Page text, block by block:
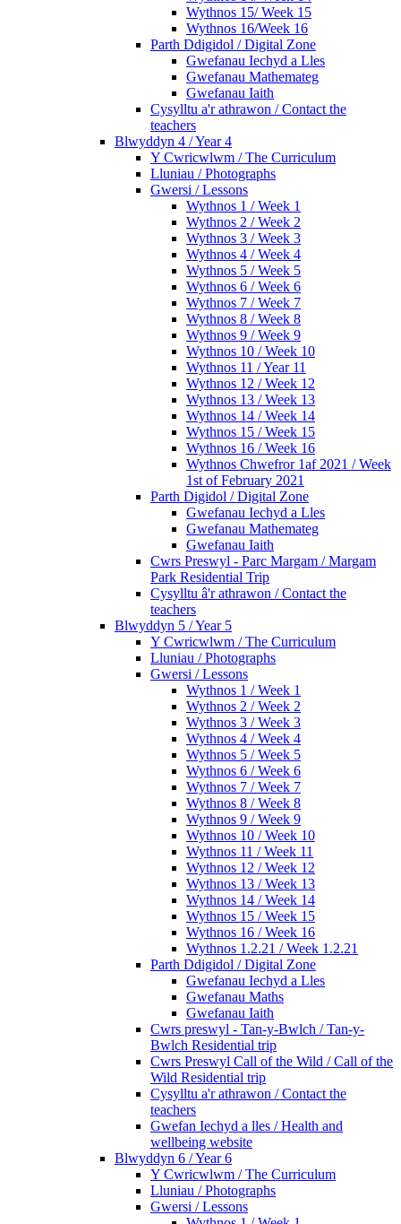
Wythnos 15/ Week 15
Wythnos 16/Week 16
Parth Ddigidol / Digital Zone
Gwefanau Iechyd a Lles
Gwefanau Mathemateg
Gwefanau Iaith
Cysylltu a'r athrawon / Contact the
teachers
Blwyddyn 4 / Year 4
Y Cwricwlwm / The Curriculum
Lluniau / Photographs
Gwersi / Lessons
Wythnos 1 / Week 1
Wythnos 2 / Week 2
Wythnos 3 / Week 3
Wythnos 4 / Week 4
Wythnos 5 / Week 5
Wythnos 6 / Week 6
Wythnos 7 / Week 7
Wythnos 8 / Week 8
Wythnos 9 / Week 9
Wythnos 10 / Week 10
Wythnos 11 / Year 11
Wythnos 12 / Week 12
Wythnos 13 / Week 13
Wythnos 14 / Week 14
Wythnos 15 / Week 15
Wythnos 16 / Week 16
Wythnos Chwefror 1af 2021 / Week
1st of February 2021
Parth Digidol / Digital Zone
Gwefanau Iechyd a Lles
Gwefanau Mathemateg
Gwefanau Iaith
Cwrs Preswyl - Parc Margam / Margam
Park Residential Trip
Cysylltu â'r athrawon / Contact the
teachers
Blwyddyn 5 / Year 5
Y Cwricwlwm / The Curriculum
Lluniau / Photographs
Gwersi / Lessons
Wythnos 1 / Week 1
Wythnos 2 / Week 2
Wythnos 3 / Week 3
Wythnos 4 / Week 4
Wythnos 5 / Week 5
Wythnos 6 / Week 6
Wythnos 7 / Week 7
Wythnos 8 / Week 8
Wythnos 9 / Week 9
Wythnos 10 / Week 10
Wythnos 11 / Week 11
Wythnos 12 / Week 12
Wythnos 13 / Week 13
Wythnos 14 / Week 14
Wythnos 15 / Week 15
Wythnos 16 / Week 16
Wythnos 1.2.21 / Week 1.2.21
Parth Ddigidol / Digital Zone
Gwefanau Iechyd a Lles
Gwefanau Maths
Gwefanau Iaith
Cwrs preswyl - Tan-y-Bwlch / Tan-y-
Bwlch Residential trip
Cwrs Preswyl Call of the Wild / Call of the
Wild Residential trip
Cysylltu a'r athrawon / Contact the
teachers
Gwefan Iechyd a lles / Health and
wellbeing website
Blwyddyn 6 / Year 6
Y Cwricwlwm / The Curriculum
Lluniau / Photographs
Gwersi / Lessons